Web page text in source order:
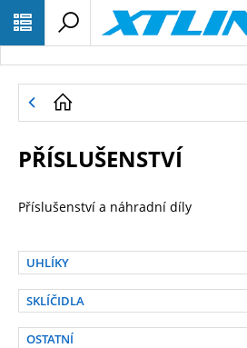
PŘÍSLUŠENSTVÍ
Příslušenství a náhradní díly
UHLÍKY
SKLÍČIDLA
OSTATNÍ